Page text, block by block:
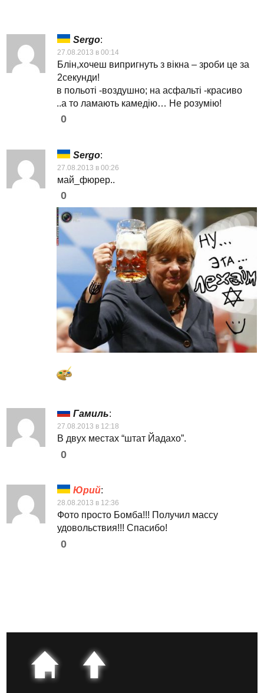
Sergo:
27.08.2013 в 00:14
Блін,хочеш випригнуть з вікна – зроби це за
2секунди!
в польоті -воздушно; на асфальті -красиво
..а то ламають камедію… Не розумію!
0
Sergo:
27.08.2013 в 00:26
май_фюрер..
0
Гамиль:
27.08.2013 в 12:18
В двух местах “штат Йадахо”.
0
Юрий:
28.08.2013 в 12:36
Фото просто Бомба!!! Получил массу
удовольствия!!! Спасибо!
0